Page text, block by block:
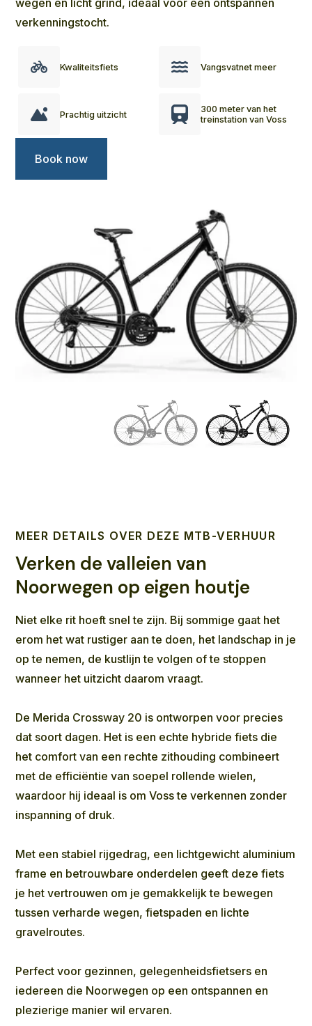
wegen en licht grind, ideaal voor een ontspannen
verkenningstocht.
Kwaliteitsfiets Vangsvatnet meer
Prachtig uitzicht
300 meter van het
treinstation van Voss
Book now
MEER DETAILS OVER DEZE MTB-VERHUUR
Verken de valleien van
Noorwegen op eigen houtje
Niet elke rit hoeft snel te zijn. Bij sommige gaat het
erom het wat rustiger aan te doen, het landschap in je
op te nemen, de kustlijn te volgen of te stoppen
wanneer het uitzicht daarom vraagt.
De Merida Crossway 20 is ontworpen voor precies
dat soort dagen. Het is een echte hybride fiets die
het comfort van een rechte zithouding combineert
met de efficiëntie van soepel rollende wielen,
waardoor hij ideaal is om Voss te verkennen zonder
inspanning of druk.
Met een stabiel rijgedrag, een lichtgewicht aluminium
frame en betrouwbare onderdelen geeft deze fiets
je het vertrouwen om je gemakkelijk te bewegen
tussen verharde wegen, fietspaden en lichte
gravelroutes.
Perfect voor gezinnen, gelegenheidsfietsers en
iedereen die Noorwegen op een ontspannen en
plezierige manier wil ervaren.